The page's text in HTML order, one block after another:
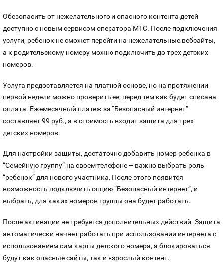
Тарифы
Номера
МЕГАФОН
Тарифы
Номера
Теле2
ТЕЛЕ2
Тарифы
Йота
ЙОТА
Тарифы
Номера
Продать номер
Оплата и доставка
Контакты
Обезопасить от нежелательного и опасного контента детей
доступно с новым сервисом оператора МТС. После подключения
услуги, ребенок не сможет перейти на нежелательные вебсайты,
а к родительскому номеру можно подключить до трех детских
номеров.
Услуга предоставляется на платной основе, но на протяжении
первой недели можно проверить ее, перед тем как будет списана
оплата. Ежемесячный платеж за “Безопасный интернет”
составляет 99 руб., а в стоимость входит защита для трех
детских номеров.
Для настройки защиты, достаточно добавить номер ребенка в
“Семейную группу” на своем телефоне – важно выбрать роль
“ребенок” для нового участника. После этого появится
возможность подключить опцию “Безопасный интернет”, и
выбрать, для каких номеров группы она будет работать.
После активации не требуется дополнительных действий. Защита
автоматически начнет работать при использовании интернета с
использованием сим-карты детского номера, а блокироваться
будут как опасные сайты, так и взрослый контент.